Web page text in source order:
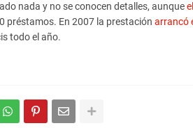
nada y no se conocen detalles, aunque
préstamos. En 2007 la prestación arrancó
todo el año.